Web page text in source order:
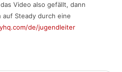
Video also gefällt, dann
Steady durch eine
de/jugendleiter